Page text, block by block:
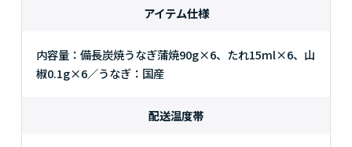
アイテム仕様
内容量：備長炭焼うなぎ蒲焼90g×6、たれ15ml×6、山
椒0.1g×6／うなぎ：国産
配送温度帯